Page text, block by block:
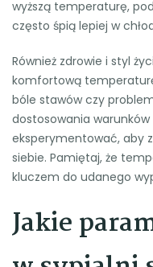
wyższą temperaturę,
często śpią lepiej w
Również zdrowie i styl
komfortową
bóle stawów czy
dostosowania
eksperymentować, aby
siebie. Pamiętaj, że
kluczem do udanego
Jakie